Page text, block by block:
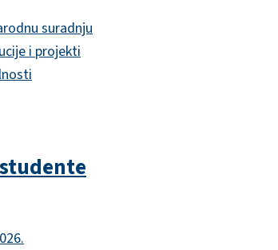
suradnju
i projekti